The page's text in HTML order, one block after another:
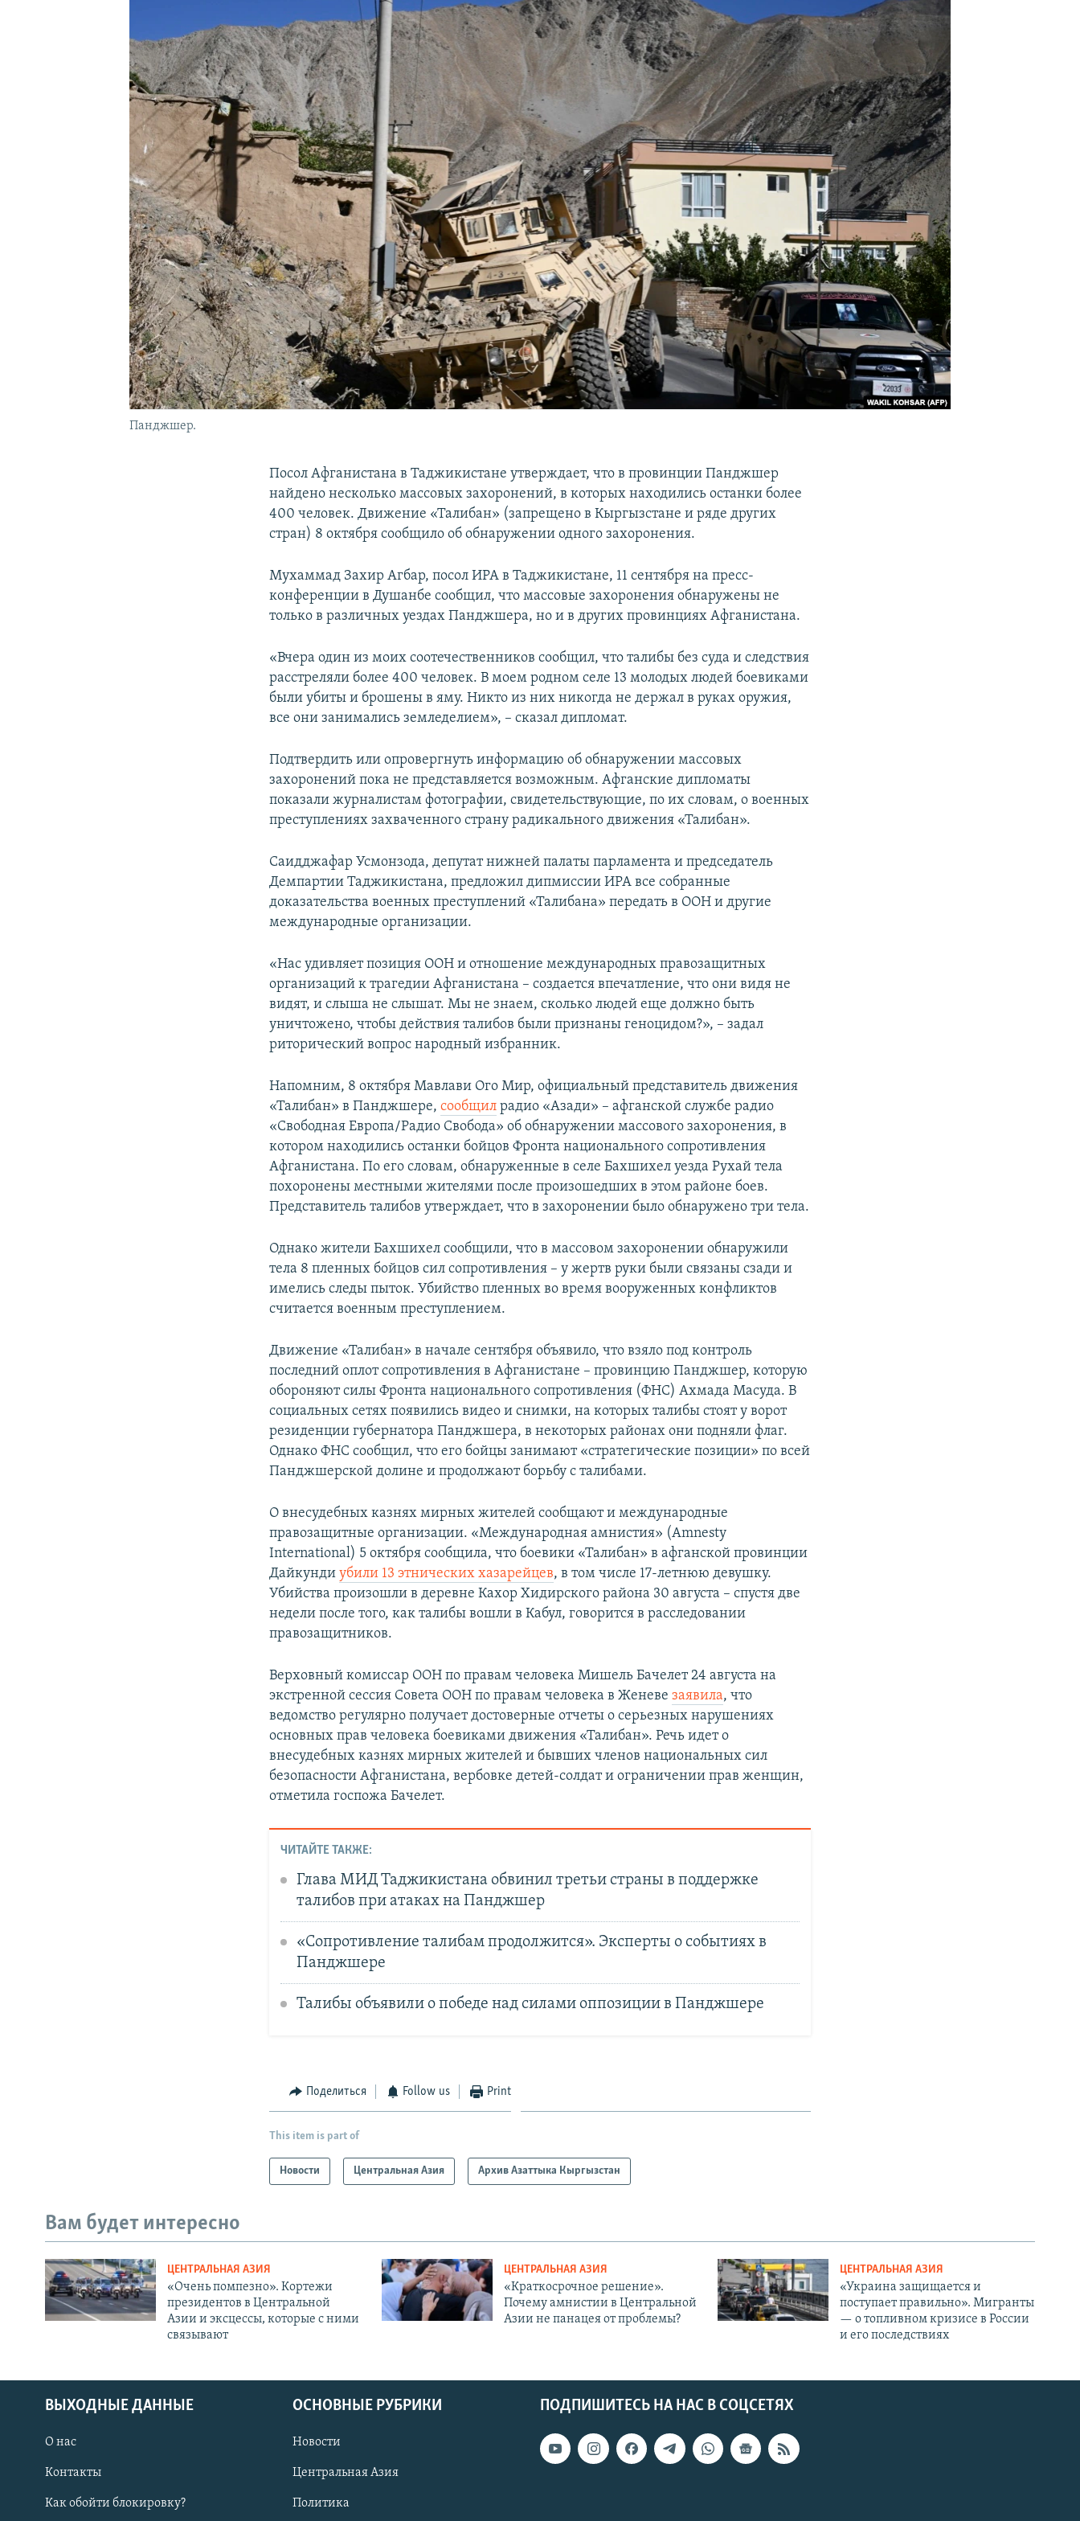
Панджшер.
Посол Афганистана в Таджикистане утверждает, что в провинции Панджшер
найдено несколько массовых захоронений, в которых находились останки более
400 человек. Движение «Талибан» (запрещено в Кыргызстане и ряде других
стран) 8 октября сообщило об обнаружении одного захоронения.
Мухаммад Захир Агбар, посол ИРА в Таджикистане, 11 сентября на пресс-
конференции в Душанбе сообщил, что массовые захоронения обнаружены не
только в различных уездах Панджшера, но и в других провинциях Афганистана.
«Вчера один из моих соотечественников сообщил, что талибы без суда и следствия
расстреляли более 400 человек. В моем родном селе 13 молодых людей боевиками
были убиты и брошены в яму. Никто из них никогда не держал в руках оружия,
все они занимались земледелием», – сказал дипломат.
Подтвердить или опровергнуть информацию об обнаружении массовых
захоронений пока не представляется возможным. Афганские дипломаты
показали журналистам фотографии, свидетельствующие, по их словам, о военных
преступлениях захваченного страну радикального движения «Талибан».
Саидджафар Усмонзода, депутат нижней палаты парламента и председатель
Демпартии Таджикистана, предложил дипмиссии ИРА все собранные
доказательства военных преступлений «Талибана» передать в ООН и другие
международные организации.
«Нас удивляет позиция ООН и отношение международных правозащитных
организаций к трагедии Афганистана – создается впечатление, что они видя не
видят, и слыша не слышат. Мы не знаем, сколько людей еще должно быть
уничтожено, чтобы действия талибов были признаны геноцидом?», – задал
риторический вопрос народный избранник.
Напомним, 8 октября Мавлави Ого Мир, официальный представитель движения
«Талибан» в Панджшере,сообщил радио «Азади» – афганской службе радио
«Свободная Европа/Радио Свобода» об обнаружении массового захоронения, в
котором находились останки бойцов Фронта национального сопротивления
Афганистана. По его словам, обнаруженные в селе Бахшихел уезда Рухай тела
похоронены местными жителями после произошедших в этом районе боев.
Представитель талибов утверждает, что в захоронении было обнаружено три тела.
Однако жители Бахшихел сообщили, что в массовом захоронении обнаружили
тела 8 пленных бойцов сил сопротивления – у жертв руки были связаны сзади и
имелись следы пыток. Убийство пленных во время вооруженных конфликтов
считается военным преступлением.
Движение «Талибан» в начале сентября объявило, что взяло под контроль
последний оплот сопротивления в Афганистане – провинцию Панджшер, которую
обороняют силы Фронта национального сопротивления (ФНС) Ахмада Масуда. В
социальных сетях появились видео и снимки, на которых талибы стоят у ворот
резиденции губернатора Панджшера, в некоторых районах они подняли флаг.
Однако ФНС сообщил, что его бойцы занимают «стратегические позиции» по всей
Панджшерской долине и продолжают борьбу с талибами.
О внесудебных казнях мирных жителей сообщают и международные
правозащитные организации. «Международная амнистия» (Amnesty
International) 5 октября сообщила, что боевики «Талибан» в афганской провинции
Дайкундиубили 13 этнических хазарейцев, в том числе 17-летнюю девушку.
Убийства произошли в деревне Кахор Хидирского района 30 августа – спустя две
недели после того, как талибы вошли в Кабул, говорится в расследовании
правозащитников.
Верховный комиссар ООН по правам человека Мишель Бачелет 24 августа на
экстренной сессия Совета ООН по правам человека в Женевезаявила, что
ведомство регулярно получает достоверные отчеты о серьезных нарушениях
основных прав человека боевиками движения «Талибан». Речь идет о
внесудебных казнях мирных жителей и бывших членов национальных сил
безопасности Афганистана, вербовке детей-солдат и ограничении прав женщин,
отметила госпожа Бачелет.
ЧИТАЙТЕ ТАКЖЕ:
Глава МИД Таджикистана обвинил третьи страны в поддержке
талибов при атаках на Панджшер
«Сопротивление талибам продолжится». Эксперты о событиях в
Панджшере
Талибы объявили о победе над силами оппозиции в Панджшере
Поделиться Follow us Print
This item is part of
Новости Центральная Азия Архив Азаттыка Кыргызстан
Вам будет интересно
ЦЕНТРАЛЬНАЯ АЗИЯ
«Очень помпезно». Кортежи
президентов в Центральной
Азии и эксцессы, которые с ними
связывают
ЦЕНТРАЛЬНАЯ АЗИЯ
«Краткосрочное решение».
Почему амнистии в Центральной
Азии не панацея от проблемы?
ЦЕНТРАЛЬНАЯ АЗИЯ
«Украина защищается и
поступает правильно». Мигранты
— о топливном кризисе в России
и его последствиях
ПОДПИШИТЕСЬ НА НАС В СОЦСЕТЯХ
ВЫХОДНЫЕ ДАННЫЕ
О нас
Контакты
Как обойти блокировку?
ОСНОВНЫЕ РУБРИКИ
Новости
Центральная Азия
Политика